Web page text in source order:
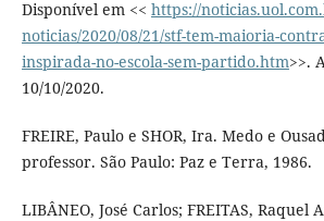
Disponível em << https://
noticias/2020/08/21/stf-tem-maioria-
inspirada-no-escola-sem-partido.htm>>.
10/10/2020.
FREIRE, Paulo e SHOR, Ira. Medo e
professor. São Paulo: Paz e Terra, 1986.
LIBÂNEO, José Carlos; FREITAS,